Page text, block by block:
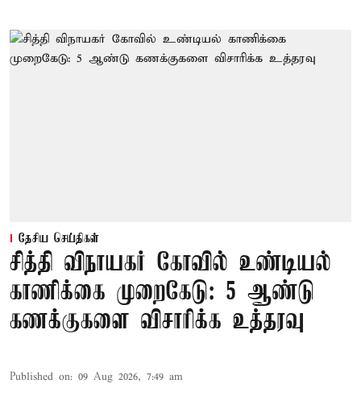
தேசிய செய்திகள்
சித்தி விநாயகர் கோவில் உண்டியல்
காணிக்கை முறைகேடு: 5 ஆண்டு
கணக்குகளை விசாரிக்க உத்தரவு
Published on: 09 Aug 2026, 7:49 am